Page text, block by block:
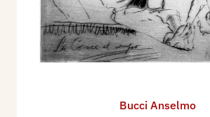
Bucci Anselmo